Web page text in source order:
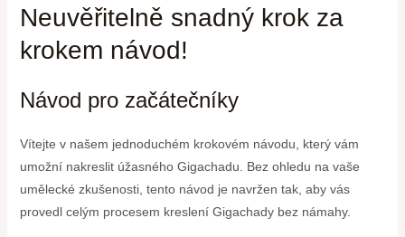
Neuvěřitelně snadný krok za
krokem návod!
Návod pro začátečníky
Vítejte v našem jednoduchém krokovém návodu, který vám
umožní nakreslit úžasného Gigachadu. Bez ohledu na vaše
umělecké zkušenosti, tento návod je navržen tak, aby vás
provedl celým procesem kreslení Gigachady bez námahy.